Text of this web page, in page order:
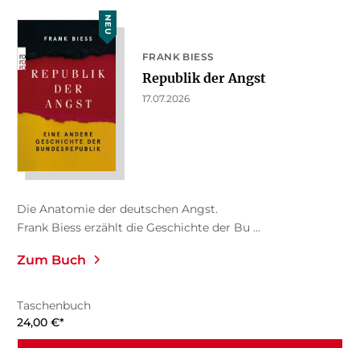
NEU
FRANK BIESS
Republik der Angst
17.07.2026
Die Anatomie der deutschen Angst.
Frank Biess erzählt die Geschichte der Bu ...
Zum Buch
Taschenbuch
24,00 €*